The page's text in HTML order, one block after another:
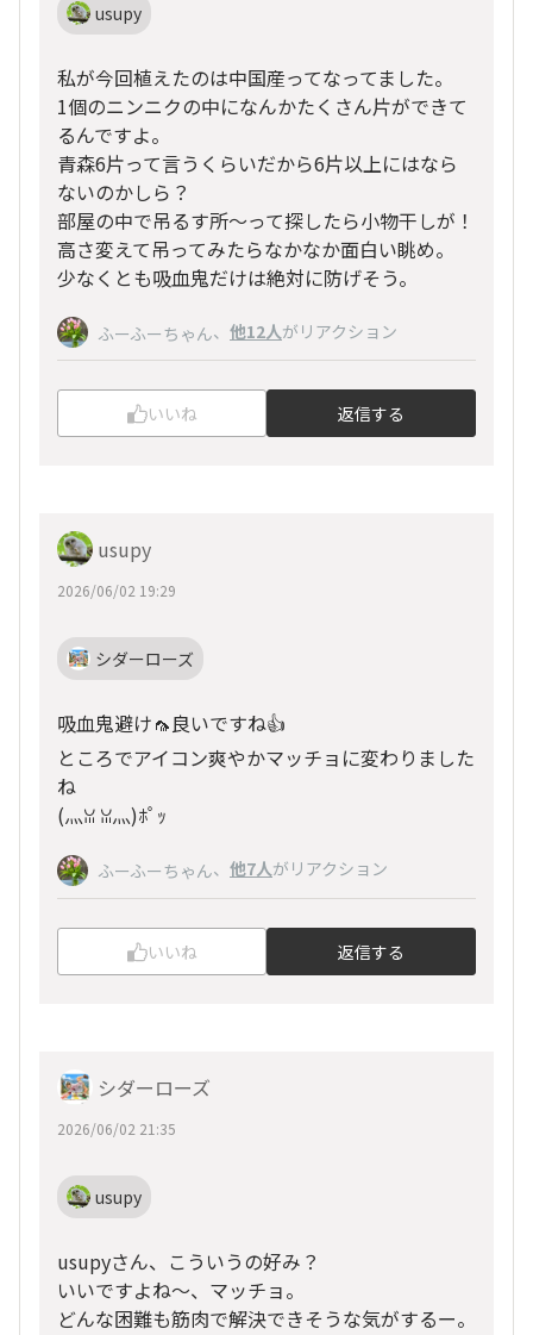
usupy
私が今回植えたのは中国産ってなってました。
1個のニンニクの中になんかたくさん片ができて
るんですよ。
青森6片って言うくらいだから6片以上にはなら
ないのかしら？
部屋の中で吊るす所〜って探したら小物干しが！
高さ変えて吊ってみたらなかなか面白い眺め。
少なくとも吸血鬼だけは絶対に防げそう。
ふーふーちゃん、 他12人がリアクション
いいね 返信する
usupy
2026/06/02 19:29
シダーローズ
吸血鬼避け🦟良いですね👍
ところでアイコン爽やかマッチョに変わりました
ね
(灬ꈍ ꈍ灬)ﾎﾟｯ
ふーふーちゃん、 他7人がリアクション
いいね 返信する
シダーローズ
2026/06/02 21:35
usupy
usupyさん、こういうの好み？
いいですよね〜、マッチョ。
どんな困難も筋肉で解決できそうな気がするー。